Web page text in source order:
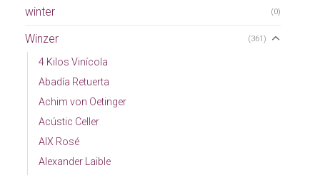
winter (0)
Winzer (361)
4 Kilos Vinícola
Abadía Retuerta
Achim von Oetinger
Acústic Celler
AIX Rosé
Alexander Laible